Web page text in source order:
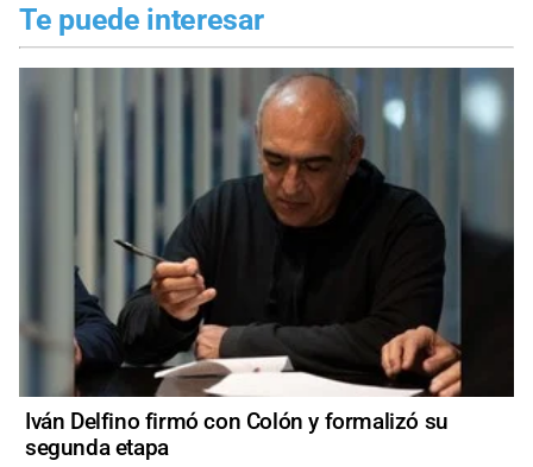
Te puede interesar
Iván Delfino firmó con Colón y formalizó su
segunda etapa